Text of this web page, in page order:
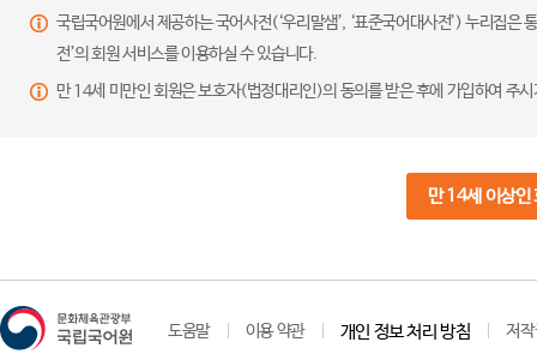
국립국어원에서 제공하는 국어사전(‘우리말샘’, ‘표준국어대사전’) 누리집
전’의 회원 서비스를 이용하실 수 있습니다.
만 14세 미만인 회원은 보호자(법정대리인)의 동의를 받은 후에 가입하여 주
만 14세 이상인
도움말 이용 약관 개인 정보 처리 방침 저